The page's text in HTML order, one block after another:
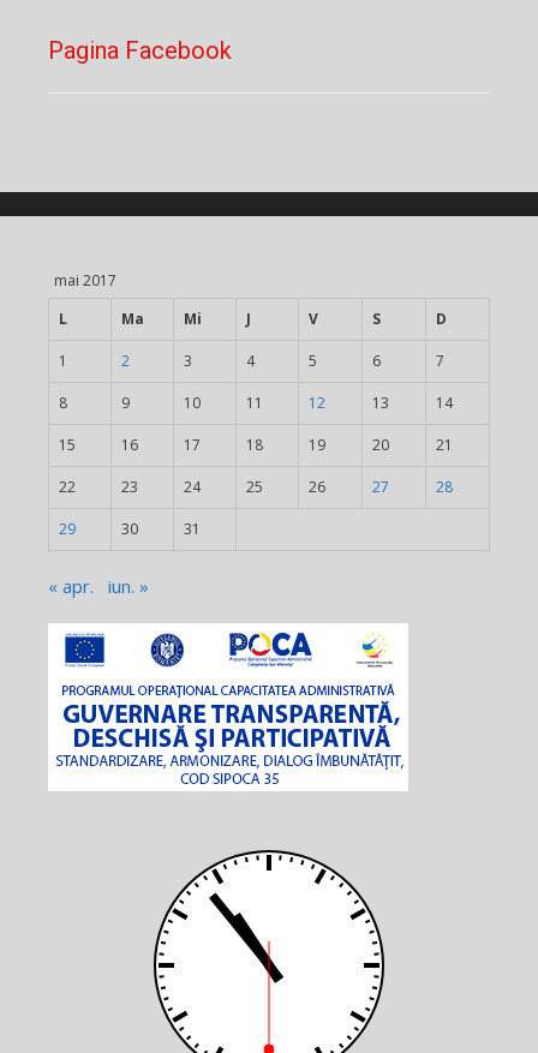
Pagina Facebook
mai 2017
L
Ma Mi J V S D
1 2 3 4 5 6 7
8 9 10 11 12 13 14
15 16 17 18 19 20 21
22 23 24 25 26 27 28
29 30 31
« apr. iun. »